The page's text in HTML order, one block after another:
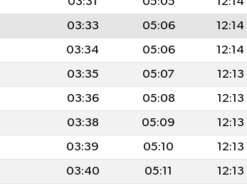
03:33 05:06 12:14
03:34 05:06 12:14
03:35 05:07 12:13
03:36 05:08 12:13
03:38 05:09 12:13
03:39 05:10 12:13
03:40 05:11 12:13